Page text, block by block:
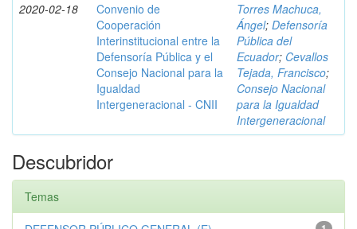
2020-02-18
Convenio de
Cooperación
Interinstitucional entre la
Defensoría Pública y el
Consejo Nacional para la
Igualdad
Intergeneracional - CNII
Torres Machuca,
Ángel; Defensoría
Pública del
Ecuador; Cevallos
Tejada, Francisco;
Consejo Nacional
para la Igualdad
Intergeneracional
Descubridor
Temas